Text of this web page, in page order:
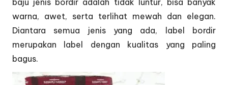
baju jenis bordir adalah tidak luntur, bisa banyak
warna, awet, serta terlihat mewah dan elegan.
Diantara semua jenis yang ada, label bordir
merupakan label dengan kualitas yang paling
bagus.